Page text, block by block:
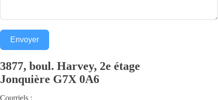
Envoyer
3877, boul. Harvey, 2e étage
Jonquière G7X 0A6
Courriels :